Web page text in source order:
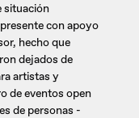
situación
con apoyo
hecho que
dejados de
artistas y
de eventos open
de personas -